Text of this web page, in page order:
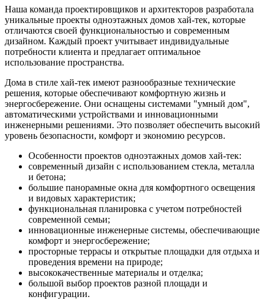
Наша команда проектировщиков и архитекторов разработала
уникальные проекты одноэтажных домов хай-тек, которые
отличаются своей функциональностью и современным
дизайном. Каждый проект учитывает индивидуальные
потребности клиента и предлагает оптимальное
использование пространства.
Дома в стиле хай-тек имеют разнообразные технические
решения, которые обеспечивают комфортную жизнь и
энергосбережение. Они оснащены системами "умный дом",
автоматическими устройствами и инновационными
инженерными решениями. Это позволяет обеспечить высокий
уровень безопасности, комфорт и экономию ресурсов.
Особенности проектов одноэтажных домов хай-тек:
современный дизайн с использованием стекла, металла
и бетона;
большие панорамные окна для комфортного освещения
и видовых характеристик;
функциональная планировка с учетом потребностей
современной семьи;
инновационные инженерные системы, обеспечивающие
комфорт и энергосбережение;
просторные террасы и открытые площадки для отдыха и
проведения времени на природе;
высококачественные материалы и отделка;
большой выбор проектов разной площади и
конфигурации.